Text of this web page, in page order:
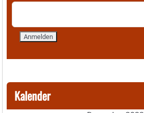
Kalender